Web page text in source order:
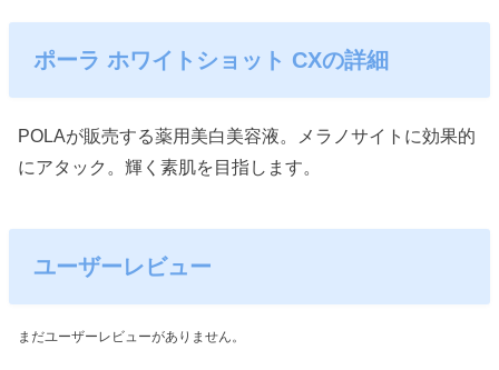
ポーラ ホワイトショット CXの詳細
POLAが販売する薬用美白美容液。メラノサイトに効果的
にアタック。輝く素肌を目指します。
ユーザーレビュー
まだユーザーレビューがありません。